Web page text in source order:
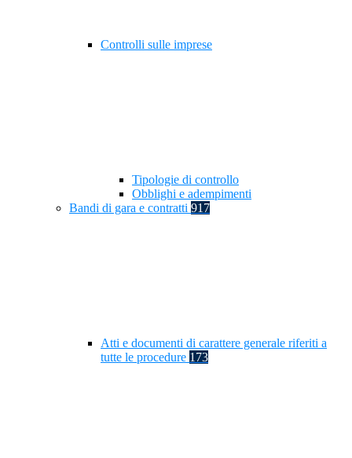
Controlli sulle imprese
Tipologie di controllo
Obblighi e adempimenti
Bandi di gara e contratti 917
Atti e documenti di carattere generale riferiti a
tutte le procedure 173